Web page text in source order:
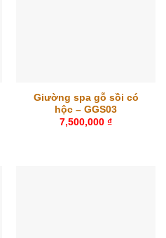
Giường spa gỗ sồi có
hộc – GGS03
7,500,000 ₫